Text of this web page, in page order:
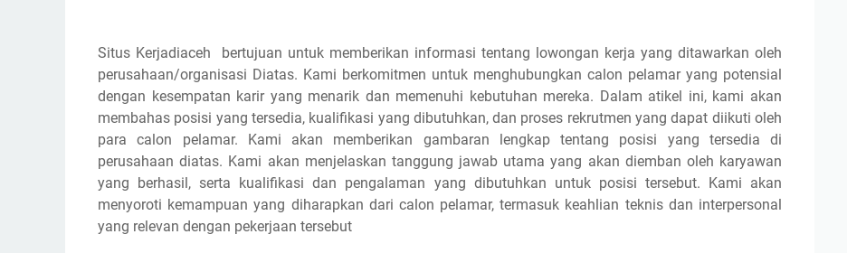
Situs Kerjadiaceh bertujuan untuk memberikan informasi tentang lowongan kerja yang ditawarkan oleh
perusahaan/organisasi Diatas. Kami berkomitmen untuk menghubungkan calon pelamar yang potensial
dengan kesempatan karir yang menarik dan memenuhi kebutuhan mereka. Dalam atikel ini, kami akan
membahas posisi yang tersedia, kualifikasi yang dibutuhkan, dan proses rekrutmen yang dapat diikuti oleh
para calon pelamar. Kami akan memberikan gambaran lengkap tentang posisi yang tersedia di
perusahaan diatas. Kami akan menjelaskan tanggung jawab utama yang akan diemban oleh karyawan
yang berhasil, serta kualifikasi dan pengalaman yang dibutuhkan untuk posisi tersebut. Kami akan
menyoroti kemampuan yang diharapkan dari calon pelamar, termasuk keahlian teknis dan interpersonal
yang relevan dengan pekerjaan tersebut